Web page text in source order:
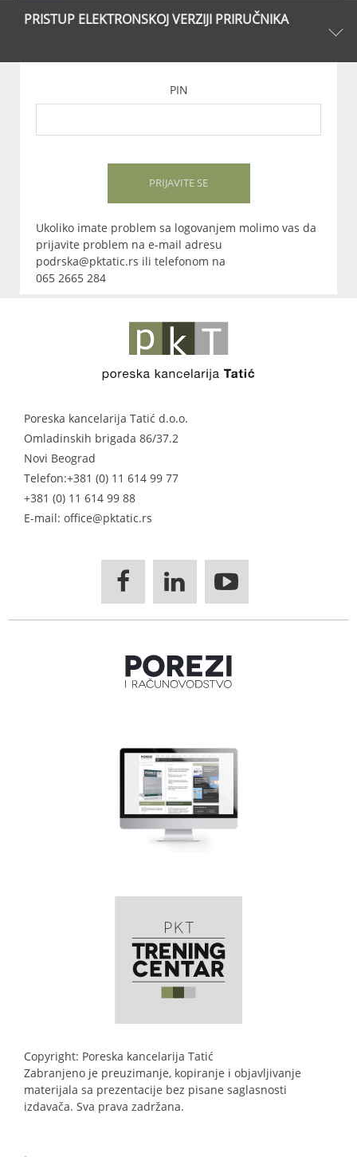
PRISTUP ELEKTRONSKOJ VERZIJI PRIRUČNIKA
PIN
PRIJAVITE SE
Ukoliko imate problem sa logovanjem molimo vas da
prijavite problem na e-mail adresu
podrska@pktatic.rs ili telefonom na
065 2665 284
Poreska kancelarija Tatić d.o.o.
Omladinskih brigada 86/37.2
Novi Beograd
Telefon:+381 (0) 11 614 99 77
+381 (0) 11 614 99 88
E-mail: office@pktatic.rs
  
Copyright: Poreska kancelarija Tatić
Zabranjeno je preuzimanje, kopiranje i objavljivanje
materijala sa prezentacije bez pisane saglasnosti
izdavača. Sva prava zadržana.